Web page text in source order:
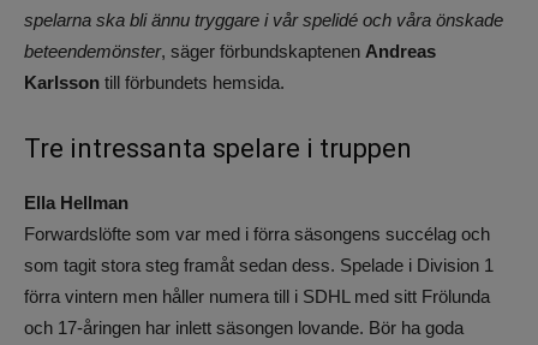
spelarna ska bli ännu tryggare i vår spelidé och våra önskade
beteendemönster, säger förbundskaptenen Andreas
Karlsson till förbundets hemsida.
Tre intressanta spelare i truppen
Ella Hellman
Forwardslöfte som var med i förra säsongens succélag och
som tagit stora steg framåt sedan dess. Spelade i Division 1
förra vintern men håller numera till i SDHL med sitt Frölunda
och 17-åringen har inlett säsongen lovande. Bör ha goda